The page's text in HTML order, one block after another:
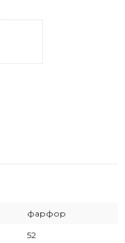
фарфор
52